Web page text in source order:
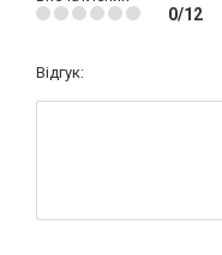
0/12
Відгук: